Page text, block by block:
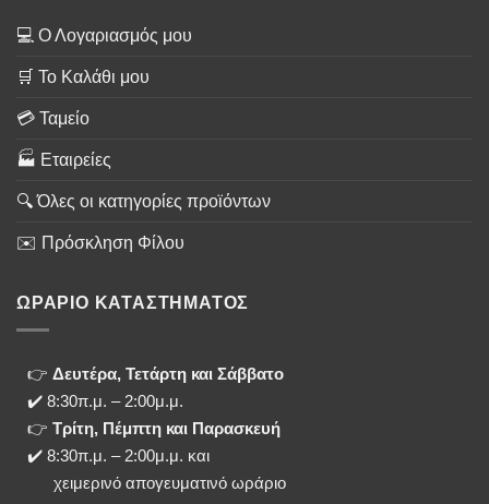
💻 Ο Λογαριασμός μου
🛒 Το Καλάθι μου
💳 Ταμείο
🏭 Εταιρείες
🔍 Όλες οι κατηγορίες προϊόντων
✉️ Πρόσκληση Φίλου
ΩΡΑΡΙΟ ΚΑΤΑΣΤΗΜΑΤΟΣ
👉 Δευτέρα, Τετάρτη και Σάββατο
✔️ 8:30π.μ. – 2:00μ.μ.
👉 Τρίτη, Πέμπτη και Παρασκευή
✔️ 8:30π.μ. – 2:00μ.μ. και
χειμερινό απογευματινό ωράριο